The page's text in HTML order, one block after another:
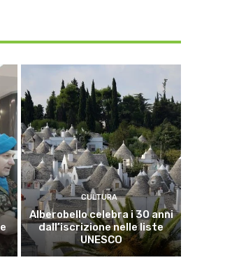
CULTURA
Alberobello celebra i 30 anni
dall’iscrizione nelle liste
UNESCO